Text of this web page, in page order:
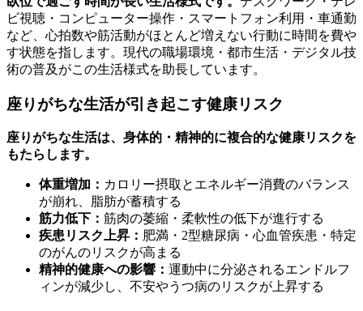
ビ視聴・コンピューター操作・スマートフォン利用・車通勤
など、心拍数や筋活動がほとんど増えない行動に時間を費や
す状態を指します。現代の職場環境・都市生活・デジタル技
術の普及がこの生活様式を助長しています。
座りがちな生活が引き起こす健康リスク
座りがちな生活は、身体的・精神的に複合的な健康リスクを
もたらします。
体重増加： カロリー摂取とエネルギー消費のバランス
が崩れ、脂肪が蓄積する
筋力低下： 筋肉の萎縮・柔軟性の低下が進行する
疾患リスク上昇： 肥満・2型糖尿病・心血管疾患・特定
のがんのリスクが高まる
精神的健康への影響： 運動中に分泌されるエンドルフ
ィンが減少し、不安やうつ病のリスクが上昇する